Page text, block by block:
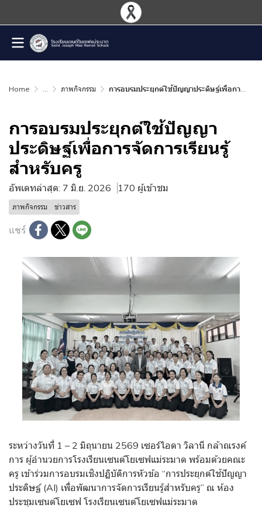
Home ... ภาพกิจกรรม การอบรมประยุกต์ใช้ปัญญาประดิษฐ์เพื่อการจัดการเรียนรู้สำหรับครู
การอบรมประยุกต์ใช้ปัญญา
ประดิษฐ์เพื่อการจัดการเรียนรู้
สำหรับครู
อัพเดทล่าสุด: 7 มิ.ย. 2026 170 ผู้เข้าชม
ภาพกิจกรรม ข่าวสาร
แชร์
ระหว่างวันที่ 1 – 2 มิถุนายน 2569 เซอร์ไอดา วิลานี กล้าณรงค์
การ ผู้อำนวยการโรงเรียนเซนต์โยเซฟแม่ระมาด พร้อมด้วยคณะ
ครู เข้าร่วมการอบรมเชิงปฏิบัติการหัวข้อ “การประยุกต์ใช้ปัญญา
ประดิษฐ์ (AI) เพื่อพัฒนาการจัดการเรียนรู้สำหรับครู” ณ ห้อง
ประชุมเซนต์โยเซฟ โรงเรียนเซนต์โยเซฟแม่ระมาด